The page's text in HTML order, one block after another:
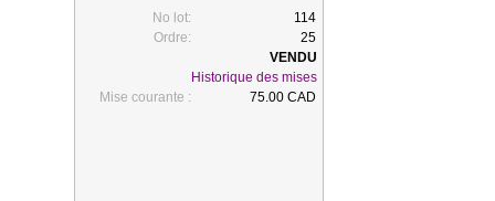
No lot:
114
Ordre:
25
Historique des mises
Mise courante :
75.00 CAD